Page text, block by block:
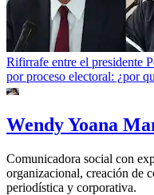
Rifirrafe entre el presidente
por proceso electoral: ¿por
Wendy Yoana
Comunicadora social con
organizacional, creación de
periodística y corporativa.